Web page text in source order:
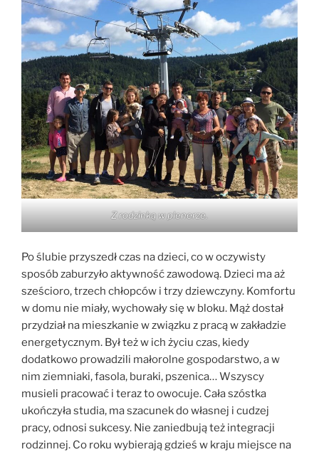
Z rodzinką w plenerze.
Po ślubie przyszedł czas na dzieci, co w oczywisty
sposób zaburzyło aktywność zawodową. Dzieci ma aż
sześcioro, trzech chłopców i trzy dziewczyny. Komfortu
w domu nie miały, wychowały się w bloku. Mąż dostał
przydział na mieszkanie w związku z pracą w zakładzie
energetycznym. Był też w ich życiu czas, kiedy
dodatkowo prowadzili małorolne gospodarstwo, a w
nim ziemniaki, fasola, buraki, pszenica… Wszyscy
musieli pracować i teraz to owocuje. Cała szóstka
ukończyła studia, ma szacunek do własnej i cudzej
pracy, odnosi sukcesy. Nie zaniedbują też integracji
rodzinnej. Co roku wybierają gdzieś w kraju miejsce na